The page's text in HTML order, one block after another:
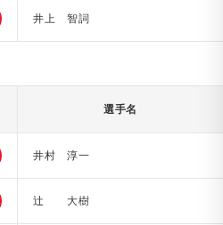
井上 智詞
選手名
井村 淳一
辻 大樹